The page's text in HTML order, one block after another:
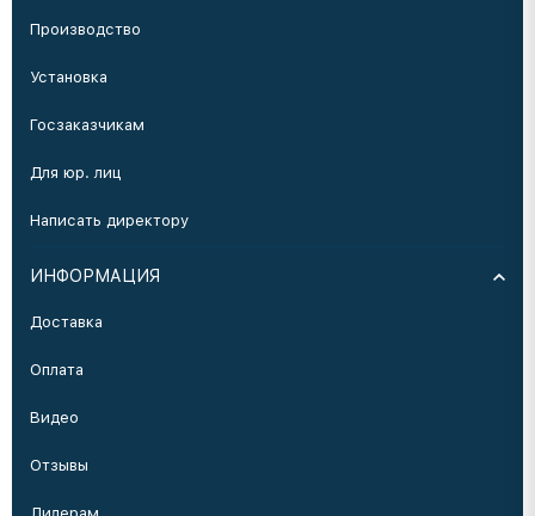
Производство
Установка
Госзаказчикам
Для юр. лиц
Написать директору
ИНФОРМАЦИЯ
Доставка
Оплата
Видео
Отзывы